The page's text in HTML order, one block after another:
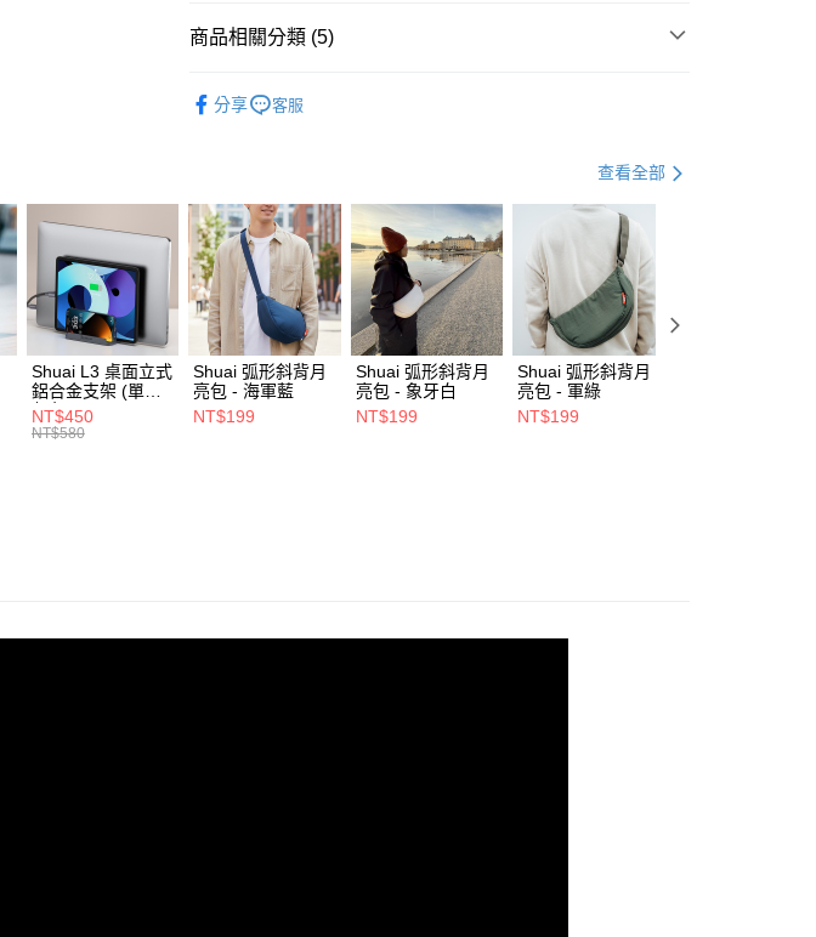
消。如遇「轉專審核」未通過狀況，表示未達大哥付你分期系統評分，恕
無法說明評估內容。
醒簡訊。
1.本服務係由「台灣大哥大股份有限公司」（以下簡稱本公司）所提供，讓
用戶於交易時，得透過本服務購買商品或服務，並由商店將買賣／分期付
款買賣價金債權讓與本公司後，依約使用本公司帳單繳交帳款。
2.基於同意付款使用「大哥付你分期」之契約關係目的，商店將以您的個人
資料（包含姓名、電話或地址）提供予台灣大哥大進項蒐集、處理及利
用，由本公司與您本人進行分期帳單所需資料之確認、核對及更正。
3.完整用戶服務條款，請詳閱以下連結：https://oppay.tw/userRule
付款後門市自取
免運費
貨到付款
每筆NT$80，滿NT$1,000(含以上)免運費
商品相關分類 (5)
👑 品牌旗艦館 Timbuk2 旗艦館👑 郵差包
⭐ 精選活動 💡 背包提袋｜回饋 2%
分享 客服
查看全部
Shuai L3 桌面立式
鋁合金支架 (單夾 /
灰色)
NT$450
NT$580
Shuai 弧形斜背月
亮包 - 海軍藍
NT$199
Shuai 弧形斜背月
亮包 - 象牙白
NT$199
Shuai 弧形斜背月
亮包 - 軍綠
NT$199